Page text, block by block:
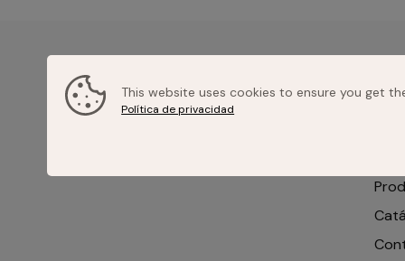
This website uses cookies to ensure you get
Política de privacidad